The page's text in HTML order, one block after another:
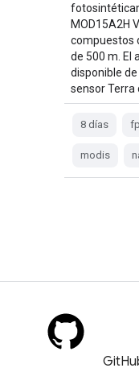
MOD15A2H
compuestos
de 500 m. El
disponible
sensor Terra
8 días
modis